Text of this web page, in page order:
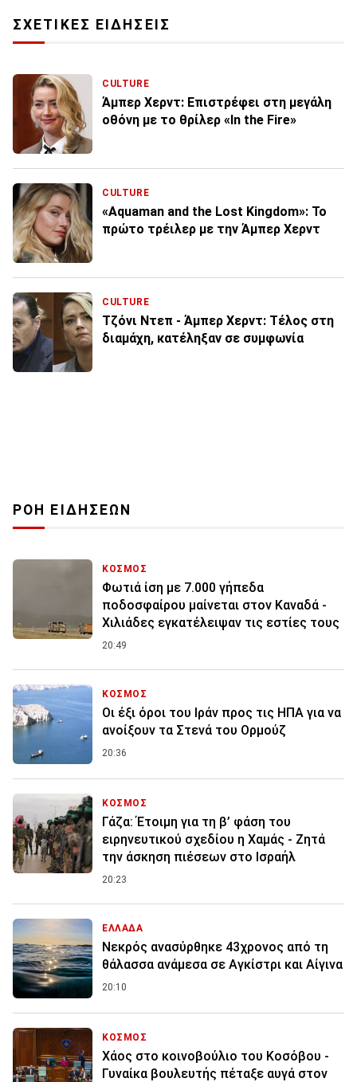
ΣΧΕΤΙΚΕΣ ΕΙΔΗΣΕΙΣ
CULTURE
Άμπερ Χερντ: Επιστρέφει στη μεγάλη
οθόνη με το θρίλερ «In the Fire»
CULTURE
«Aquaman and the Lost Kingdom»: Το
πρώτο τρέιλερ με την Άμπερ Χερντ
CULTURE
Τζόνι Ντεπ - Άμπερ Χερντ: Τέλος στη
διαμάχη, κατέληξαν σε συμφωνία
ΡΟΗ ΕΙΔΗΣΕΩΝ
ΚΟΣΜΟΣ
Φωτιά ίση με 7.000 γήπεδα
ποδοσφαίρου μαίνεται στον Καναδά -
Χιλιάδες εγκατέλειψαν τις εστίες τους
20:49
ΚΟΣΜΟΣ
Οι έξι όροι του Ιράν προς τις ΗΠΑ για να
ανοίξουν τα Στενά του Ορμούζ
20:36
ΚΟΣΜΟΣ
Γάζα: Έτοιμη για τη β’ φάση του
ειρηνευτικού σχεδίου η Χαμάς - Ζητά
την άσκηση πιέσεων στο Ισραήλ
20:23
ΕΛΛΑΔΑ
Νεκρός ανασύρθηκε 43χρονος από τη
θάλασσα ανάμεσα σε Αγκίστρι και Αίγινα
20:10
ΚΟΣΜΟΣ
Χάος στο κοινοβούλιο του Κοσόβου -
Γυναίκα βουλευτής πέταξε αυγά στον